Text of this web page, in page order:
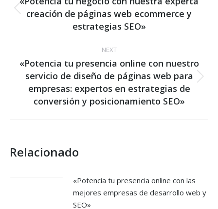
Previous
post:
creación de páginas web ecommerce y
estrategias SEO»
NEXT
Next
post:
«Potencia tu presencia online con nuestro
servicio de diseño de páginas web para
empresas: expertos en estrategias de
conversión y posicionamiento SEO»
Relacionado
«Potencia tu presencia online con las
mejores empresas de desarrollo web y
SEO»